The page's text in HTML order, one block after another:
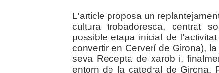
L'article proposa un
cultura trobadoresca, centrat
possible etapa inicial de
convertir en Cerverí de Girona),
seva Recepta de xarob i,
entorn de la catedral de Girona.